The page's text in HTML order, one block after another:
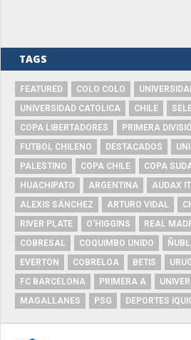
TAGS
FEATURED COLO COLO
UNIVERSIDAD CATÓLICA
CHILE
COPA LIBERTADORES
PRIMERA
FUTBOL CHILENO
DESTACADOS
PALESTINO
COPA CHILE
COPA
HUACHIPATO
ARGENTINA
AUDAX
ALEXIS SÁNCHEZ
ARTURO VIDAL
RIVER PLATE
O'HIGGINS REAL
COBRESAL
COQUIMBO UNIDO
EVERTON
COBRELOA BETIS
FC BARCELONA
PRIMERA A
MAGALLANES
PSG DEPORTES